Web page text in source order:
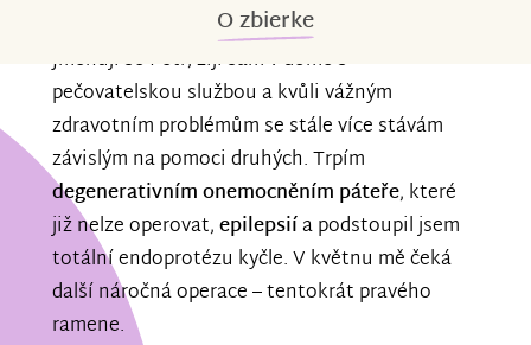
O zbierke
Jmenuji se Petr, žiji sám v domě s
pečovatelskou službou a kvůli vážným
zdravotním problémům se stále více stávám
závislým na pomoci druhých. Trpím
degenerativním onemocněním páteře, které
již nelze operovat,epilepsiía podstoupil jsem
totální endoprotézu kyčle. V květnu mě čeká
další náročná operace – tentokrát pravého
ramene.